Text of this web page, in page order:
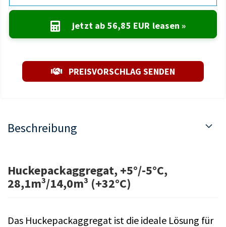
jetzt ab 56,85 EUR leasen »
PREISVORSCHLAG SENDEN
Beschreibung
Huckepackaggregat, +5°/-5°C,
28,1m³/14,0m³ (+32°C)
Das Huckepackaggregat ist die ideale Lösung für